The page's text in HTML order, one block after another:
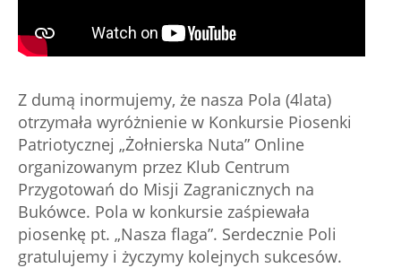
Z dumą inormujemy, że nasza Pola (4lata)
otrzymała wyróżnienie w Konkursie Piosenki
Patriotycznej „Żołnierska Nuta” Online
organizowanym przez Klub Centrum
Przygotowań do Misji Zagranicznych na
Bukówce. Pola w konkursie zaśpiewała
piosenkę pt. „Nasza flaga”. Serdecznie Poli
gratulujemy i życzymy kolejnych sukcesów.